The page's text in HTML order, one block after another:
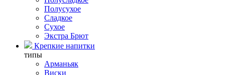
Полусухое
Сладкое
Сухое
Экстра Брют
Крепкие напитки
типы
Арманьяк
Виски